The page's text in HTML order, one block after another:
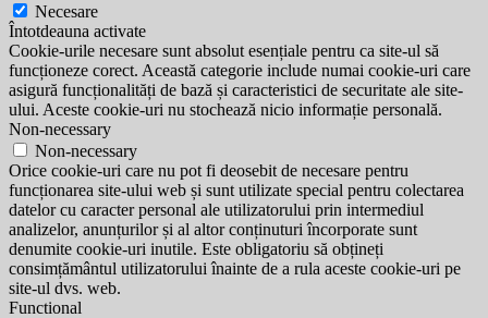
Necesare
Întotdeauna activate
Cookie-urile necesare sunt absolut esențiale pentru ca site-ul să
funcționeze corect. Această categorie include numai cookie-uri care
asigură funcționalități de bază și caracteristici de securitate ale site-
ului. Aceste cookie-uri nu stochează nicio informație personală.
Non-necessary
Non-necessary
Orice cookie-uri care nu pot fi deosebit de necesare pentru
funcționarea site-ului web și sunt utilizate special pentru colectarea
datelor cu caracter personal ale utilizatorului prin intermediul
analizelor, anunțurilor și al altor conținuturi încorporate sunt
denumite cookie-uri inutile. Este obligatoriu să obțineți
consimțământul utilizatorului înainte de a rula aceste cookie-uri pe
site-ul dvs. web.
Functional